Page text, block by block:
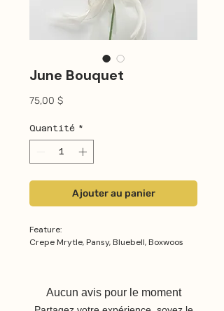
June Bouquet
75,00 $Prix
Quantité *
Ajouter au panier
Feature:
Crepe Mrytle, Pansy, Bluebell, Boxwoos
Aucun avis pour le moment